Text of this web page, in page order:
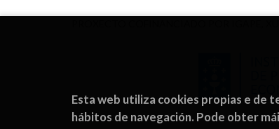
Esta web utiliza cookies propias e de
hábitos de navegación. Pode obter